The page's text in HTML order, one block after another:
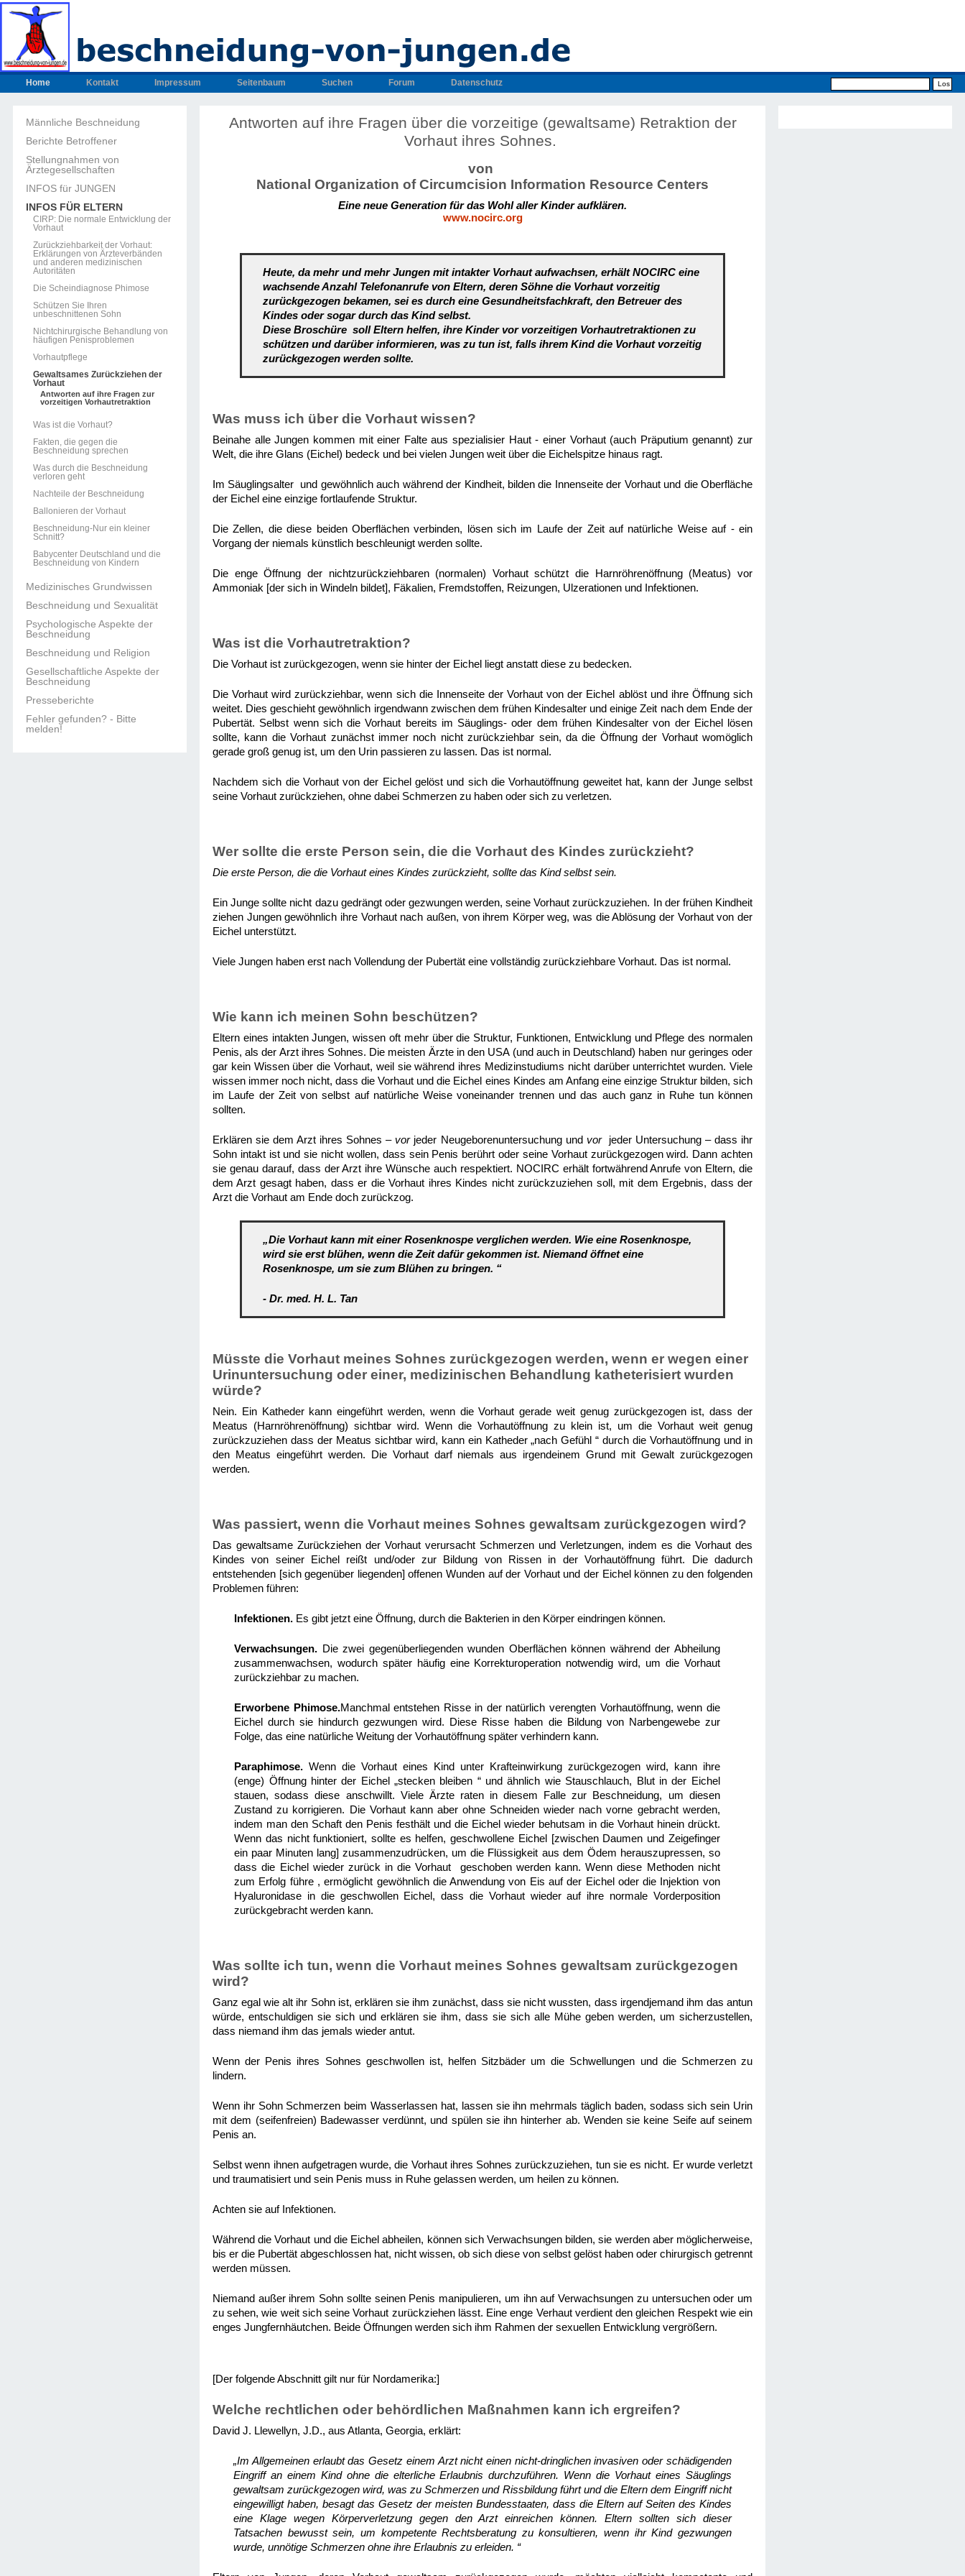
Home Kontakt Impressum Seitenbaum Suchen Forum Datenschutz
Männliche Beschneidung
Berichte Betroffener
Stellungnahmen von
Ärztegesellschaften
INFOS für JUNGEN
INFOS FÜR ELTERN
CIRP: Die normale Entwicklung der
Vorhaut
Zurückziehbarkeit der Vorhaut:
Erklärungen von Ärzteverbänden
und anderen medizinischen
Autoritäten
Die Scheindiagnose Phimose
Schützen Sie Ihren
unbeschnittenen Sohn
Nichtchirurgische Behandlung von
häufigen Penisproblemen
Vorhautpflege
Gewaltsames Zurückziehen der
Vorhaut
Antworten auf ihre Fragen zur
vorzeitigen Vorhautretraktion
Was ist die Vorhaut?
Fakten, die gegen die
Beschneidung sprechen
Was durch die Beschneidung
verloren geht
Nachteile der Beschneidung
Ballonieren der Vorhaut
Beschneidung-Nur ein kleiner
Schnitt?
Babycenter Deutschland und die
Beschneidung von Kindern
Medizinisches Grundwissen
Beschneidung und Sexualität
Psychologische Aspekte der
Beschneidung
Beschneidung und Religion
Gesellschaftliche Aspekte der
Beschneidung
Presseberichte
Fehler gefunden? - Bitte
melden!
Antworten auf ihre Fragen über die vorzeitige (gewaltsame) Retraktion der
Vorhaut ihres Sohnes.
von
National Organization of Circumcision Information Resource Centers
Eine neue Generation für das Wohl aller Kinder aufklären.
www.nocirc.org
Heute, da mehr und mehr Jungen mit intakter Vorhaut aufwachsen, erhält NOCIRC eine
wachsende Anzahl Telefonanrufe von Eltern, deren Söhne die Vorhaut vorzeitig
zurückgezogen bekamen, sei es durch eine Gesundheitsfachkraft, den Betreuer des
Kindes oder sogar durch das Kind selbst.
Diese Broschüre soll Eltern helfen, ihre Kinder vor vorzeitigen Vorhautretraktionen zu
schützen und darüber informieren, was zu tun ist, falls ihrem Kind die Vorhaut vorzeitig
zurückgezogen werden sollte.
Was muss ich über die Vorhaut wissen?
Beinahe alle Jungen kommen mit einer Falte aus spezialisier Haut - einer Vorhaut (auch Präputium genannt) zur
Welt, die ihre Glans (Eichel) bedeck und bei vielen Jungen weit über die Eichelspitze hinaus ragt.
Im Säuglingsalter und gewöhnlich auch während der Kindheit, bilden die Innenseite der Vorhaut und die Oberfläche
der Eichel eine einzige fortlaufende Struktur.
Die Zellen, die diese beiden Oberflächen verbinden, lösen sich im Laufe der Zeit auf natürliche Weise auf - ein
Vorgang der niemals künstlich beschleunigt werden sollte.
Die enge Öffnung der nichtzurückziehbaren (normalen) Vorhaut schützt die Harnröhrenöffnung (Meatus) vor
Ammoniak [der sich in Windeln bildet], Fäkalien, Fremdstoffen, Reizungen, Ulzerationen und Infektionen.
Was ist die Vorhautretraktion?
Die Vorhaut ist zurückgezogen, wenn sie hinter der Eichel liegt anstatt diese zu bedecken.
Die Vorhaut wird zurückziehbar, wenn sich die Innenseite der Vorhaut von der Eichel ablöst und ihre Öffnung sich
weitet. Dies geschieht gewöhnlich irgendwann zwischen dem frühen Kindesalter und einige Zeit nach dem Ende der
Pubertät. Selbst wenn sich die Vorhaut bereits im Säuglings- oder dem frühen Kindesalter von der Eichel lösen
sollte, kann die Vorhaut zunächst immer noch nicht zurückziehbar sein, da die Öffnung der Vorhaut womöglich
gerade groß genug ist, um den Urin passieren zu lassen. Das ist normal.
Nachdem sich die Vorhaut von der Eichel gelöst und sich die Vorhautöffnung geweitet hat, kann der Junge selbst
seine Vorhaut zurückziehen, ohne dabei Schmerzen zu haben oder sich zu verletzen.
Wer sollte die erste Person sein, die die Vorhaut des Kindes zurückzieht?
Die erste Person, die die Vorhaut eines Kindes zurückzieht, sollte das Kind selbst sein.
Ein Junge sollte nicht dazu gedrängt oder gezwungen werden, seine Vorhaut zurückzuziehen. In der frühen Kindheit
ziehen Jungen gewöhnlich ihre Vorhaut nach außen, von ihrem Körper weg, was die Ablösung der Vorhaut von der
Eichel unterstützt.
Viele Jungen haben erst nach Vollendung der Pubertät eine vollständig zurückziehbare Vorhaut. Das ist normal.
Wie kann ich meinen Sohn beschützen?
Eltern eines intakten Jungen, wissen oft mehr über die Struktur, Funktionen, Entwicklung und Pflege des normalen
Penis, als der Arzt ihres Sohnes. Die meisten Ärzte in den USA (und auch in Deutschland) haben nur geringes oder
gar kein Wissen über die Vorhaut, weil sie während ihres Medizinstudiums nicht darüber unterrichtet wurden. Viele
wissen immer noch nicht, dass die Vorhaut und die Eichel eines Kindes am Anfang eine einzige Struktur bilden, sich
im Laufe der Zeit von selbst auf natürliche Weise voneinander trennen und das auch ganz in Ruhe tun können
sollten.
Erklären sie dem Arzt ihres Sohnes – vor jeder Neugeborenuntersuchung und vor jeder Untersuchung – dass ihr
Sohn intakt ist und sie nicht wollen, dass sein Penis berührt oder seine Vorhaut zurückgezogen wird. Dann achten
sie genau darauf, dass der Arzt ihre Wünsche auch respektiert. NOCIRC erhält fortwährend Anrufe von Eltern, die
dem Arzt gesagt haben, dass er die Vorhaut ihres Kindes nicht zurückzuziehen soll, mit dem Ergebnis, dass der
Arzt die Vorhaut am Ende doch zurückzog.
„Die Vorhaut kann mit einer Rosenknospe verglichen werden. Wie eine Rosenknospe,
wird sie erst blühen, wenn die Zeit dafür gekommen ist. Niemand öffnet eine
Rosenknospe, um sie zum Blühen zu bringen. “
- Dr. med. H. L. Tan
Müsste die Vorhaut meines Sohnes zurückgezogen werden, wenn er wegen einer
Urinuntersuchung oder einer, medizinischen Behandlung katheterisiert wurden
würde?
Nein. Ein Katheder kann eingeführt werden, wenn die Vorhaut gerade weit genug zurückgezogen ist, dass der
Meatus (Harnröhrenöffnung) sichtbar wird. Wenn die Vorhautöffnung zu klein ist, um die Vorhaut weit genug
zurückzuziehen dass der Meatus sichtbar wird, kann ein Katheder „nach Gefühl “ durch die Vorhautöffnung und in
den Meatus eingeführt werden. Die Vorhaut darf niemals aus irgendeinem Grund mit Gewalt zurückgezogen
werden.
Was passiert, wenn die Vorhaut meines Sohnes gewaltsam zurückgezogen wird?
Das gewaltsame Zurückziehen der Vorhaut verursacht Schmerzen und Verletzungen, indem es die Vorhaut des
Kindes von seiner Eichel reißt und/oder zur Bildung von Rissen in der Vorhautöffnung führt. Die dadurch
entstehenden [sich gegenüber liegenden] offenen Wunden auf der Vorhaut und der Eichel können zu den folgenden
Problemen führen:
Infektionen. Es gibt jetzt eine Öffnung, durch die Bakterien in den Körper eindringen können.
Verwachsungen. Die zwei gegenüberliegenden wunden Oberflächen können während der Abheilung
zusammenwachsen, wodurch später häufig eine Korrekturoperation notwendig wird, um die Vorhaut
zurückziehbar zu machen.
Erworbene Phimose.Manchmal entstehen Risse in der natürlich verengten Vorhautöffnung, wenn die
Eichel durch sie hindurch gezwungen wird. Diese Risse haben die Bildung von Narbengewebe zur
Folge, das eine natürliche Weitung der Vorhautöffnung später verhindern kann.
Paraphimose. Wenn die Vorhaut eines Kind unter Krafteinwirkung zurückgezogen wird, kann ihre
(enge) Öffnung hinter der Eichel „stecken bleiben “ und ähnlich wie Stauschlauch, Blut in der Eichel
stauen, sodass diese anschwillt. Viele Ärzte raten in diesem Falle zur Beschneidung, um diesen
Zustand zu korrigieren. Die Vorhaut kann aber ohne Schneiden wieder nach vorne gebracht werden,
indem man den Schaft den Penis festhält und die Eichel wieder behutsam in die Vorhaut hinein drückt.
Wenn das nicht funktioniert, sollte es helfen, geschwollene Eichel [zwischen Daumen und Zeigefinger
ein paar Minuten lang] zusammenzudrücken, um die Flüssigkeit aus dem Ödem herauszupressen, so
dass die Eichel wieder zurück in die Vorhaut geschoben werden kann. Wenn diese Methoden nicht
zum Erfolg führe , ermöglicht gewöhnlich die Anwendung von Eis auf der Eichel oder die Injektion von
Hyaluronidase in die geschwollen Eichel, dass die Vorhaut wieder auf ihre normale Vorderposition
zurückgebracht werden kann.
Was sollte ich tun, wenn die Vorhaut meines Sohnes gewaltsam zurückgezogen
wird?
Ganz egal wie alt ihr Sohn ist, erklären sie ihm zunächst, dass sie nicht wussten, dass irgendjemand ihm das antun
würde, entschuldigen sie sich und erklären sie ihm, dass sie sich alle Mühe geben werden, um sicherzustellen,
dass niemand ihm das jemals wieder antut.
Wenn der Penis ihres Sohnes geschwollen ist, helfen Sitzbäder um die Schwellungen und die Schmerzen zu
lindern.
Wenn ihr Sohn Schmerzen beim Wasserlassen hat, lassen sie ihn mehrmals täglich baden, sodass sich sein Urin
mit dem (seifenfreien) Badewasser verdünnt, und spülen sie ihn hinterher ab. Wenden sie keine Seife auf seinem
Penis an.
Selbst wenn ihnen aufgetragen wurde, die Vorhaut ihres Sohnes zurückzuziehen, tun sie es nicht. Er wurde verletzt
und traumatisiert und sein Penis muss in Ruhe gelassen werden, um heilen zu können.
Achten sie auf Infektionen.
Während die Vorhaut und die Eichel abheilen, können sich Verwachsungen bilden, sie werden aber möglicherweise,
bis er die Pubertät abgeschlossen hat, nicht wissen, ob sich diese von selbst gelöst haben oder chirurgisch getrennt
werden müssen.
Niemand außer ihrem Sohn sollte seinen Penis manipulieren, um ihn auf Verwachsungen zu untersuchen oder um
zu sehen, wie weit sich seine Vorhaut zurückziehen lässt. Eine enge Verhaut verdient den gleichen Respekt wie ein
enges Jungfernhäutchen. Beide Öffnungen werden sich ihm Rahmen der sexuellen Entwicklung vergrößern.
[Der folgende Abschnitt gilt nur für Nordamerika:]
Welche rechtlichen oder behördlichen Maßnahmen kann ich ergreifen?
David J. Llewellyn, J.D., aus Atlanta, Georgia, erklärt:
„Im Allgemeinen erlaubt das Gesetz einem Arzt nicht einen nicht-dringlichen invasiven oder schädigenden
Eingriff an einem Kind ohne die elterliche Erlaubnis durchzuführen. Wenn die Vorhaut eines Säuglings
gewaltsam zurückgezogen wird, was zu Schmerzen und Rissbildung führt und die Eltern dem Eingriff nicht
eingewilligt haben, besagt das Gesetz der meisten Bundesstaaten, dass die Eltern auf Seiten des Kindes
eine Klage wegen Körperverletzung gegen den Arzt einreichen können. Eltern sollten sich dieser
Tatsachen bewusst sein, um kompetente Rechtsberatung zu konsultieren, wenn ihr Kind gezwungen
wurde, unnötige Schmerzen ohne ihre Erlaubnis zu erleiden. “